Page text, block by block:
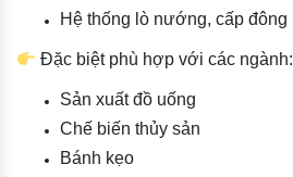
Hệ thống lò nướng, cấp đông
Đặc biệt phù hợp với các ngành:
Sản xuất đồ uống
Chế biến thủy sản
Bánh kẹo